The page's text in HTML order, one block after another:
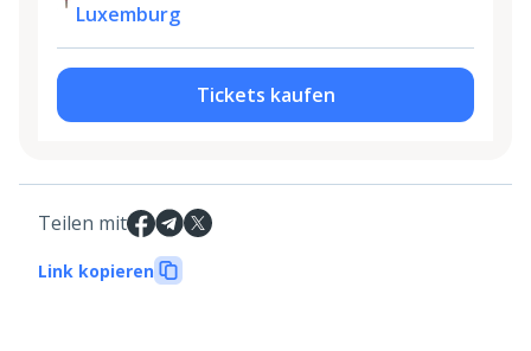
Luxemburg
Tickets kaufen
Teilen mit
Link kopieren